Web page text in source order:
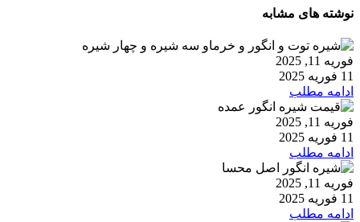
نوشته های مشابه
فوریه 11, 2025
11 فوریه 2025
ادامه مطلب
فوریه 11, 2025
11 فوریه 2025
ادامه مطلب
فوریه 11, 2025
11 فوریه 2025
ادامه مطلب